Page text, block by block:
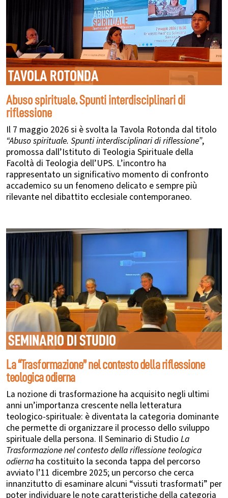
TAVOLA ROTONDA
Abuso spirituale. Spunti interdisciplinari di
riflessione
Il 7 maggio 2026 si è svolta la Tavola Rotonda dal titolo
“Abuso spirituale. Spunti interdisciplinari di riflessione”,
promossa dall’Istituto di Teologia Spirituale della
Facoltà di Teologia dell’UPS. L’incontro ha
rappresentato un significativo momento di confronto
accademico su un fenomeno delicato e sempre più
rilevante nel dibattito ecclesiale contemporaneo.
SEMINARIO DI STUDIO
La “Trasformazione” nel contesto della riflessione
teologica odierna
La nozione di trasformazione ha acquisito negli ultimi
anni un’importanza crescente nella letteratura
teologico-spirituale: è diventata la categoria dominante
che permette di organizzare il processo dello sviluppo
spirituale della persona. Il Seminario di Studio La
Trasformazione nel contesto della riflessione teologica
odierna ha costituito la seconda tappa del percorso
avviato l’11 dicembre 2025; un percorso che cerca
innanzitutto di esaminare alcuni “vissuti trasformati” per
poter individuare le note caratteristiche della categoria